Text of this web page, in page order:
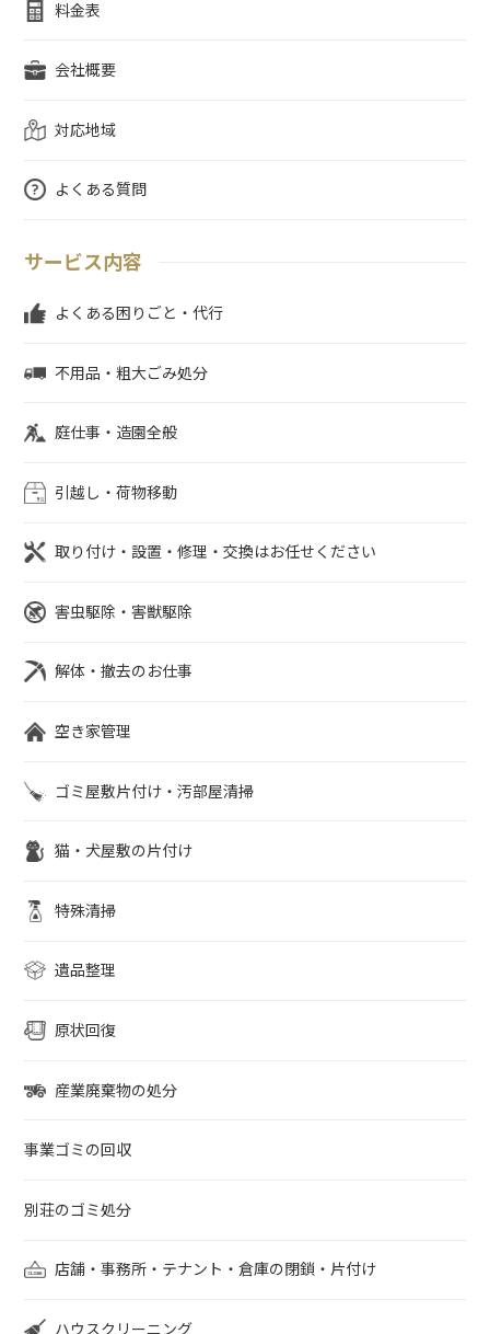
料金表
会社概要
対応地域
よくある質問
サービス内容
よくある困りごと・代行
不用品・粗大ごみ処分
庭仕事・造園全般
引越し・荷物移動
取り付け・設置・修理・交換はお任せください
害虫駆除・害獣駆除
解体・撤去のお仕事
空き家管理
ゴミ屋敷片付け・汚部屋清掃
猫・犬屋敷の片付け
特殊清掃
遺品整理
原状回復
産業廃棄物の処分
事業ゴミの回収
別荘のゴミ処分
店舗・事務所・テナント・倉庫の閉鎖・片付け